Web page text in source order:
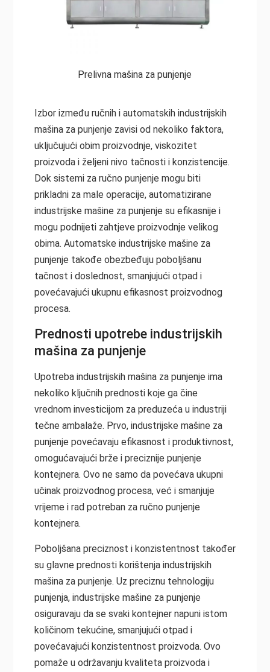
Prelivna mašina za punjenje
Izbor između ručnih i automatskih industrijskih
mašina za punjenje zavisi od nekoliko faktora,
uključujući obim proizvodnje, viskozitet
proizvoda i željeni nivo tačnosti i konzistencije.
Dok sistemi za ručno punjenje mogu biti
prikladni za male operacije, automatizirane
industrijske mašine za punjenje su efikasnije i
mogu podnijeti zahtjeve proizvodnje velikog
obima. Automatske industrijske mašine za
punjenje takođe obezbeđuju poboljšanu
tačnost i doslednost, smanjujući otpad i
povećavajući ukupnu efikasnost proizvodnog
procesa.
Prednosti upotrebe industrijskih
mašina za punjenje
Upotreba industrijskih mašina za punjenje ima
nekoliko ključnih prednosti koje ga čine
vrednom investicijom za preduzeća u industriji
tečne ambalaže. Prvo, industrijske mašine za
punjenje povećavaju efikasnost i produktivnost,
omogućavajući brže i preciznije punjenje
kontejnera. Ovo ne samo da povećava ukupni
učinak proizvodnog procesa, već i smanjuje
vrijeme i rad potreban za ručno punjenje
kontejnera.
Poboljšana preciznost i konzistentnost također
su glavne prednosti korištenja industrijskih
mašina za punjenje. Uz preciznu tehnologiju
punjenja, industrijske mašine za punjenje
osiguravaju da se svaki kontejner napuni istom
količinom tekućine, smanjujući otpad i
povećavajući konzistentnost proizvoda. Ovo
pomaže u održavanju kvaliteta proizvoda i